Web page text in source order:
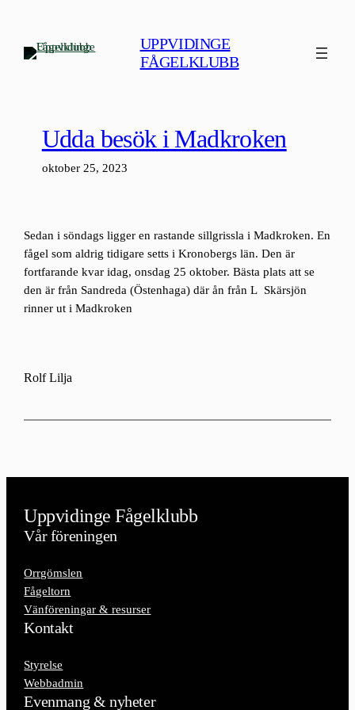
innehåll
UPPVIDINGE
FÅGELKLUBB
Udda besök i Madkroken
oktober 25, 2023
Sedan i söndags ligger en rastande sillgrissla i Madkroken. En
fågel som aldrig tidigare setts i Kronobergs län. Den är
fortfarande kvar idag, onsdag 25 oktober. Bästa plats att se
den är från Sandreda (Östenhaga) där ån från L Skärsjön
rinner ut i Madkroken
Rolf Lilja
Uppvidinge Fågelklubb
Vår föreningen
Orrgömslen
Fågeltorn
Vänföreningar & resurser
Kontakt
Styrelse
Webbadmin
Evenmang & nyheter